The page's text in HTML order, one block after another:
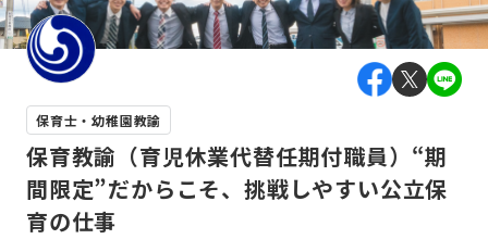
保育士・幼稚園教諭
保育教諭（育児休業代替任期付職員）“期
間限定”だからこそ、挑戦しやすい公立保
育の仕事